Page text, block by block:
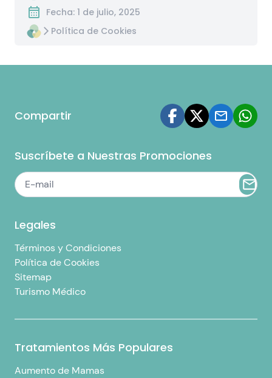
Fecha: 1 de julio, 2025
Política de Cookies
Compartir
Suscríbete a Nuestras Promociones
Legales
Términos y Condiciones
Política de Cookies
Sitemap
Turismo Médico
Tratamientos Más Populares
Aumento de Mamas